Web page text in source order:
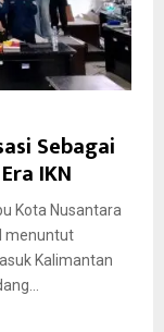
Sebagai
IKN
Kota Nusantara
menuntut
Kalimantan